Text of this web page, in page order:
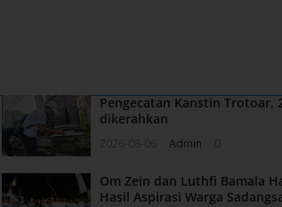
Pengecatan Kanstin Trotoar,
dikerahkan
Admin
Om Zein dan Luthfi Bamala
Hasil Aspirasi Warga